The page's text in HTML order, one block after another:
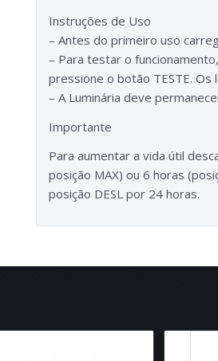
Instruções de Uso
– Antes do primeiro uso
– Para testar o
pressione o botão TESTE.
– A Luminária deve
Importante
Para aumentar a vida útil
posição MAX) ou 6 horas
posição DESL por 24 horas.